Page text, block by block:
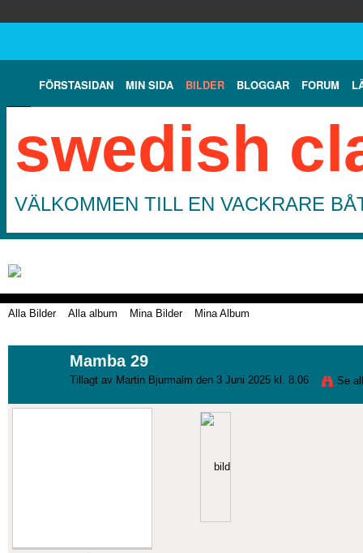
FÖRSTASIDAN MIN SIDA BILDER BLOGGAR FORUM
swedish
VÄLKOMMEN TILL EN VACKRARE
Alla Bilder Alla album Mina Bilder Mina Album
Mamba 29
Tillagt av Martin Bjurmalm den 3 Juni 2025 kl. 8.06 Se